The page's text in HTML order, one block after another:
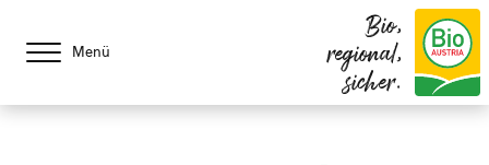
Menü
Bio,
regional,
sicher.